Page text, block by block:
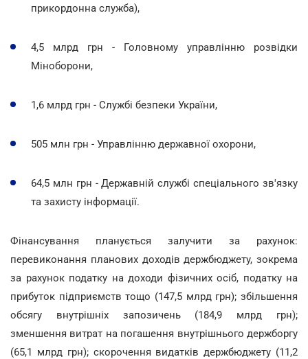
прикордонна служба),
4,5 млрд грн - Головному управлінню розвідки
Міноборони,
1,6 млрд грн - Службі безпеки України,
505 млн грн - Управлінню державної охорони,
64,5 млн грн - Державній службі спеціального зв'язку
та захисту інформації.
Фінансування планується залучити за рахунок:
перевиконання планових доходів держбюджету, зокрема
за рахунок податку на доходи фізичних осіб, податку на
прибуток підприємств тощо (147,5 млрд грн); збільшення
обсягу внутрішніх запозичень (184,9 млрд грн);
зменшення витрат на погашення внутрішнього держборгу
(65,1 млрд грн); скорочення видатків держбюджету (11,2